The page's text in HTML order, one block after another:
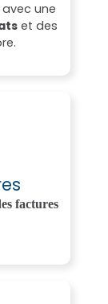
une
et des
factures